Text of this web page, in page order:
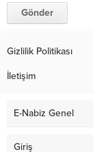
Gizlilik Politikası
İletişim
E-Nabiz Genel
Giriş